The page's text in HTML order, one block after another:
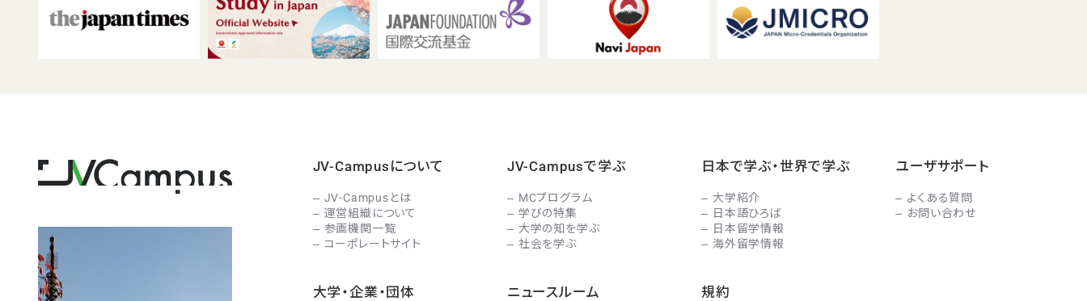
JV-Campusについて
JV-Campusとは
運営組織について
参画機関一覧
コーポレートサイト
JV-Campusで学ぶ
MCプログラム
学びの特集
大学の知を学ぶ
社会を学ぶ
日本で学ぶ・世界で学ぶ
大学紹介
日本語ひろば
日本留学情報
海外留学情報
ユーザサポート
よくある質問
お問い合わせ
大学・企業・団体 ニュースルーム 規約